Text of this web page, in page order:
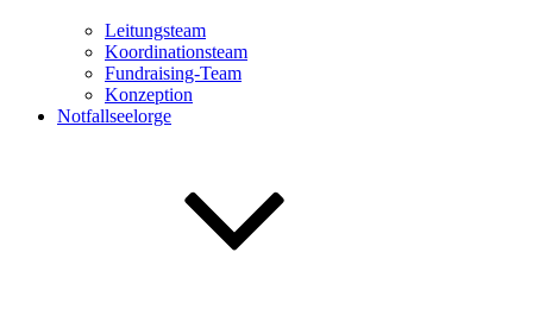
Leitungsteam
Koordinationsteam
Fundraising-Team
Konzeption
Notfallseelorge